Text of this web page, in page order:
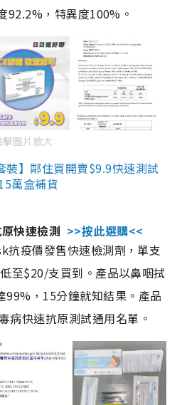
，特異度100%。
擊圖片放大
裝】鄰住買開賣$9.9快速測試
萬盒補貨
快速檢測 >>按此選購<<
抗疫價發售快速檢測劑，單支
至$20/支買到。產品以鼻咽拭
99%，15分鐘就知結果。產品
病快速抗原測試通用名單。